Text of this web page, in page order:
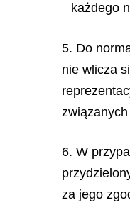
każdego
5. Do
nie wlicza
związanych
6. W
za jego